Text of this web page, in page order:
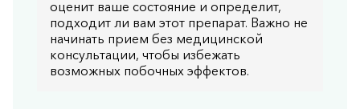
оценит ваше состояние и определит,
подходит ли вам этот препарат. Важно не
начинать прием без медицинской
консультации, чтобы избежать
возможных побочных эффектов.